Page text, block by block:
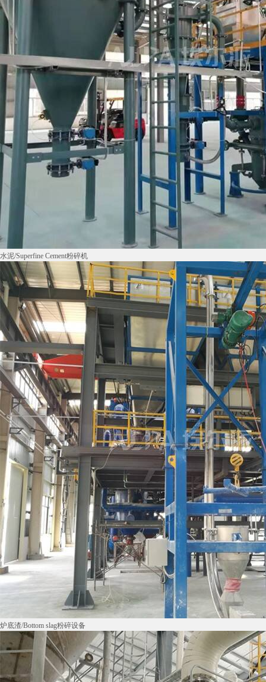
水泥/Superfine Cement粉碎机
炉底渣/Bottom slag粉碎设备